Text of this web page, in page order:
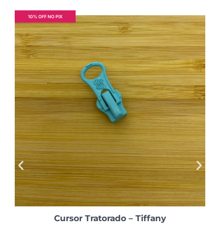
10% OFF NO PIX
Cursor Tratorado – Tiffany